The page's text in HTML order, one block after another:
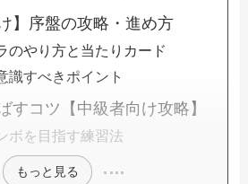
】序盤の攻略・進め方
のやり方と当たりカード
識すべきポイント
すコツ【中級者向け攻略】
ボを目指す練習法
もっと見る